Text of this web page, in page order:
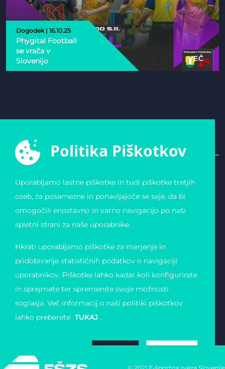
Dogodek | 16.10.25
Phygital Football
se vrača v
Slovenijo
VEČ
SLOVENIJE
Zvezda 19
Slovenija
Matična številka:
4123026000
Davčna številka: 11823739
podatkov
Piškotki
Politika Piškotkov
Uporabljamo lastne piškotke in tudi piškotke tretjih
oseb, za posamezne in ponavljajoče se seje, da bi
omogočili enostavno in varno navigacijo po naši
spletni strani za naše uporabnike.
Hkrati uporabljamo piškotke za merjenje in
pridobivanje statističnih podatkov o navigaciji
uporabnikov. Piškotke lahko kadar koli konfigurirate
in sprejmete ter spremenite svoje možnosti
soglasja. Več informacij o naši politiki piškotkov
lahko preberete TUKAJ .